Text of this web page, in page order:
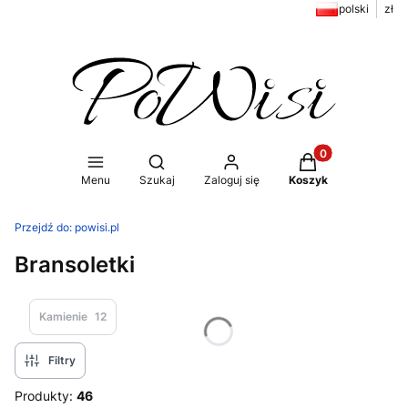
polski zł
Menu
Otwórz wyszukiwarkę
Szukaj Zaloguj się
Produkty w
Koszyk
Przejdź do: powisi.pl
Bransoletki
Kamienie 12
Filtry
Produkty: 46